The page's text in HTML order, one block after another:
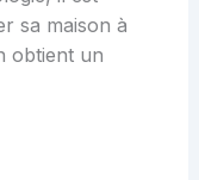
sa maison à
obtient un